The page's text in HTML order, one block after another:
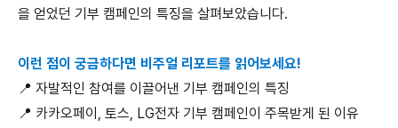
을 얻었던 기부 캠페인의 특징을 살펴보았습니다.
이런 점이 궁금하다면 비주얼 리포트를 읽어보세요!
📍 자발적인 참여를 이끌어낸 기부 캠페인의 특징
📍 카카오페이, 토스, LG전자 기부 캠페인이 주목받게 된 이유